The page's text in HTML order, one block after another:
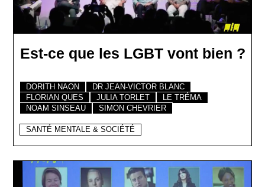
Est-ce que les LGBT vont bien ?
DORITH NAON
DR JEAN-VICTOR BLANC
FLORIAN QUES
JULIA TORLET
LE TRÉMA
NOAM SINSEAU
SIMON CHEVRIER
SANTÉ MENTALE & SOCIÉTÉ